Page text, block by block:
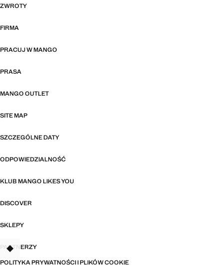
ZWROTY
FIRMA
PRACUJ W MANGO
PRASA
MANGO OUTLET
SITE MAP
SZCZEGÓLNE DATY
ODPOWIEDZIALNOŚĆ
KLUB MANGO LIKES YOU
DISCOVER
SKLEPY
PARTNERZY
POLITYKA PRYWATNOŚCI I PLIKÓW COOKIE